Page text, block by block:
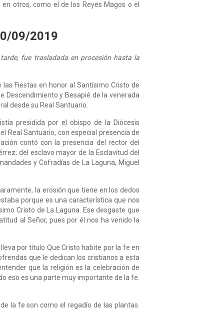
otros, como el de los Reyes Magos o el
09/2019
fue trasladada en procesión hasta la
Fiestas en honor al Santísimo Cristo de
Descendimiento y Besapié de la venerada
desde su Real Santuario.
presidida por el obispo de la Diócesis
Real Santuario, con especial presencia de
contó con la presencia del rector del
del esclavo mayor de la Esclavitud del
y Cofradías de La Laguna, Miguel
la erosión que tiene en los dedos
porque es una característica que nos
Cristo de La Laguna. Ese desgaste que
al Señor, pues por él nos ha venido la
por título Que Cristo habite por la fe en
que le dedican los cristianos a esta
que la religión es la celebración de
eso es una parte muy importante de la fe.
la fe son como el regadío de las plantas.